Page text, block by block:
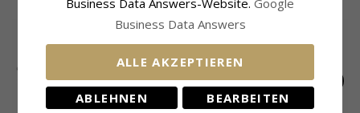
Business Data Answers
ALLE AKZEPTIEREN
ABLEHNEN BEARBEITEN